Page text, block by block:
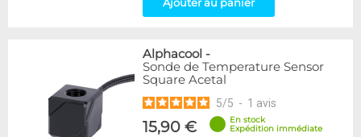
Alphacool -
Sonde de Temperature Sensor
Square Acetal
5/5 - 1 avis
15,90 €
En stock
Expédition immédiate